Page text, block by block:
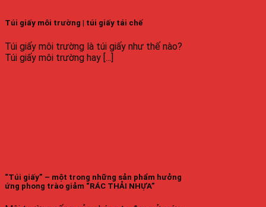
Túi giấy môi trường | túi giấy tái chế
Túi giấy môi trường là túi giấy như thế nào?
Túi giấy môi trường hay [...]
“Túi giấy” – một trong những sản phẩm hưởng
ứng phong trào giảm “RÁC THẢI NHỰA”